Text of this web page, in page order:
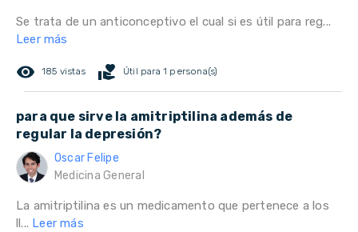
Se trata de un anticonceptivo el cual si es útil para reg...
Leer más
remove_red_eye 185 vistas volunteer_activism Útil para 1 persona(s)
para que sirve la amitriptilina además de
regular la depresión?
Oscar Felipe
Medicina General
La amitriptilina es un medicamento que pertenece a los
ll... Leer más